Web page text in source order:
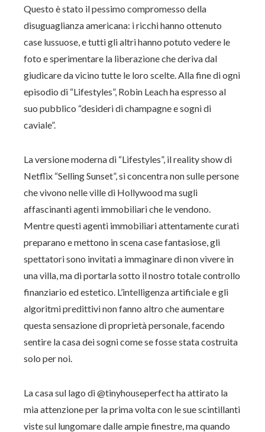
Questo è stato il pessimo compromesso della
disuguaglianza americana: i ricchi hanno ottenuto
case lussuose, e tutti gli altri hanno potuto vedere le
foto e sperimentare la liberazione che deriva dal
giudicare da vicino tutte le loro scelte. Alla fine di ogni
episodio di “Lifestyles”, Robin Leach ha espresso al
suo pubblico “desideri di champagne e sogni di
caviale”.
La versione moderna di “Lifestyles”, il reality show di
Netflix “Selling Sunset”, si concentra non sulle persone
che vivono nelle ville di Hollywood ma sugli
affascinanti agenti immobiliari che le vendono.
Mentre questi agenti immobiliari attentamente curati
preparano e mettono in scena case fantasiose, gli
spettatori sono invitati a immaginare di non vivere in
una villa, ma di portarla sotto il nostro totale controllo
finanziario ed estetico. L’intelligenza artificiale e gli
algoritmi predittivi non fanno altro che aumentare
questa sensazione di proprietà personale, facendo
sentire la casa dei sogni come se fosse stata costruita
solo per noi.
La casa sul lago di @tinyhouseperfect ha attirato la
mia attenzione per la prima volta con le sue scintillanti
viste sul lungomare dalle ampie finestre, ma quando